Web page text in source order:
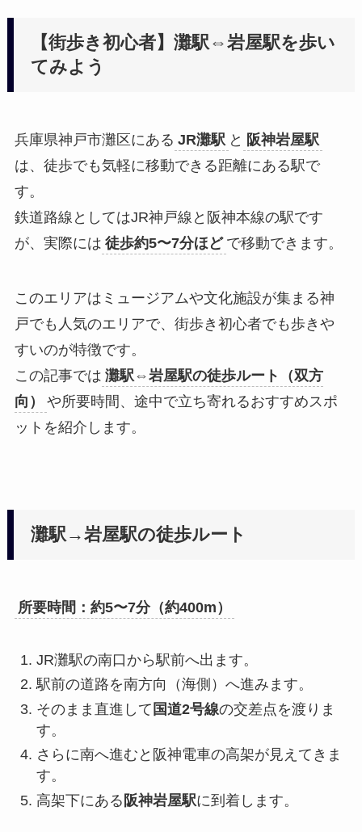
【街歩き初心者】灘駅⇔岩屋駅を歩い
てみよう
兵庫県神戸市灘区にある JR灘駅 と 阪神岩屋駅
は、徒歩でも気軽に移動できる距離にある駅で
す。
鉄道路線としてはJR神戸線と阪神本線の駅です
が、実際には 徒歩約5〜7分ほど で移動できます。
このエリアはミュージアムや文化施設が集まる神
戸でも人気のエリアで、街歩き初心者でも歩きや
すいのが特徴です。
この記事では 灘駅⇔岩屋駅の徒歩ルート（双方
向）
や所要時間、途中で立ち寄れるおすすめスポ
ットを紹介します。
灘駅→岩屋駅の徒歩ルート
所要時間：約5〜7分（約400m）
JR灘駅の南口から駅前へ出ます。
駅前の道路を南方向（海側）へ進みます。
そのまま直進して 国道2号線の交差点を渡りま
す。
さらに南へ進むと阪神電車の高架が見えてきま
す。
高架下にある 阪神岩屋駅に到着します。